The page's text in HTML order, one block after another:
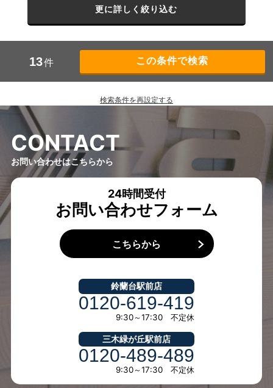
更に詳しく絞り込む
13件
検索条件を再設定する
CONTACT
お問い合わせはこちらから
24時間受付
お問い合わせフォーム
こちらから
鈴蘭台駅前店
0120-619-419
9:30～17:30 不定休
三木緑が丘駅前店
0120-489-489
9:30～17:30 不定休